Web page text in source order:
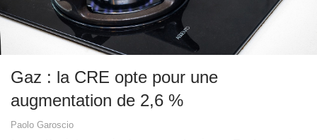
Gaz : la CRE opte pour une
augmentation de 2,6 %
Paolo Garoscio